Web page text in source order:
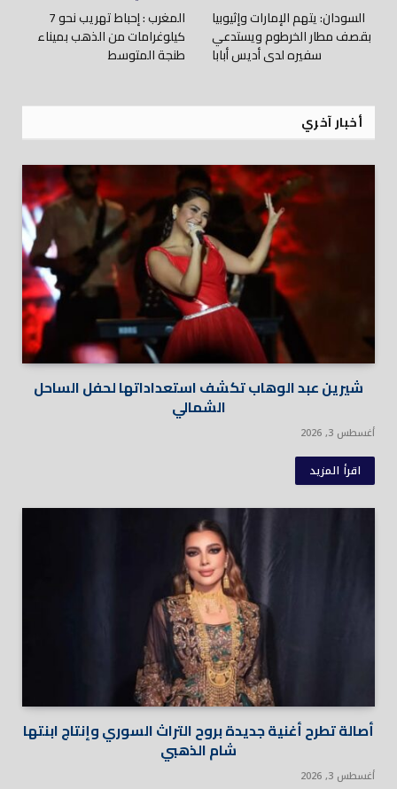
السودان: يتهم الإمارات وإثيوبيا
بقصف مطار الخرطوم ويستدعي
سفيره لدى أديس أبابا
المغرب : إحباط تهريب نحو 7
كيلوغرامات من الذهب بميناء
طنجة المتوسط
أخبار آخري
شيرين عبد الوهاب تكشف استعداداتها لحفل الساحل
الشمالي
أغسطس 3, 2026
اقرأ المزيد
أصالة تطرح أغنية جديدة بروح التراث السوري وإنتاج ابنتها
شام الذهبي
أغسطس 3, 2026